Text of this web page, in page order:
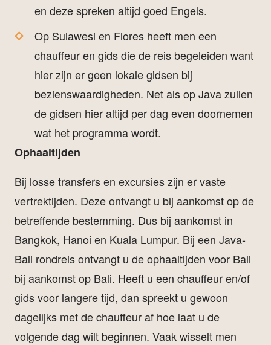
en deze spreken altijd goed Engels.
Op Sulawesi en Flores heeft men een
chauffeur en gids die de reis begeleiden want
hier zijn er geen lokale gidsen bij
bezienswaardigheden. Net als op Java zullen
de gidsen hier altijd per dag even doornemen
wat het programma wordt.
Ophaaltijden
Bij losse transfers en excursies zijn er vaste
vertrektijden. Deze ontvangt u bij aankomst op de
betreffende bestemming. Dus bij aankomst in
Bangkok, Hanoi en Kuala Lumpur. Bij een Java-
Bali rondreis ontvangt u de ophaaltijden voor Bali
bij aankomst op Bali. Heeft u een chauffeur en/of
gids voor langere tijd, dan spreekt u gewoon
dagelijks met de chauffeur af hoe laat u de
volgende dag wilt beginnen. Vaak wisselt men